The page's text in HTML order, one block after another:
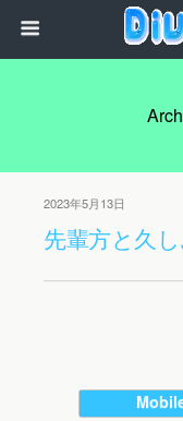
2023年5月13日
先輩方と久